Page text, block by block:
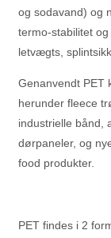
og sodavand) og
termo-stabilitet
letvægts,
Genanvendt PET
herunder fleece
industrielle bånd,
dørpaneler, og
food produkter.
PET findes i 2